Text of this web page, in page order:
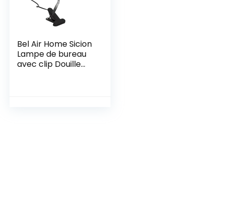
Bel Air Home Sicion
Lampe de bureau
avec clip Douille